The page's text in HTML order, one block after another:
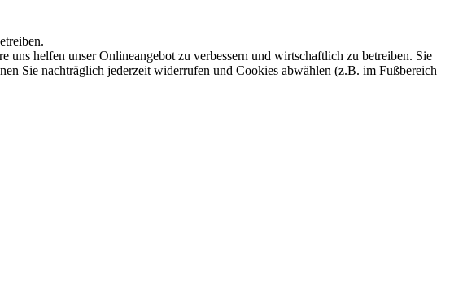
helfen unser Onlineangebot zu verbessern und wirtschaftlich zu betreiben. Sie
Sie nachträglich jederzeit widerrufen und Cookies abwählen (z.B. im Fußbereich